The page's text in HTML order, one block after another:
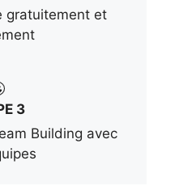
gratuitement et
3
Building avec